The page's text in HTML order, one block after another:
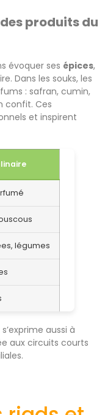
produits du
évoquer ses épices,
Dans les souks, les
: safran, cumin,
confit. Ces
et inspirent
légumes
s’exprime aussi à
aux circuits courts